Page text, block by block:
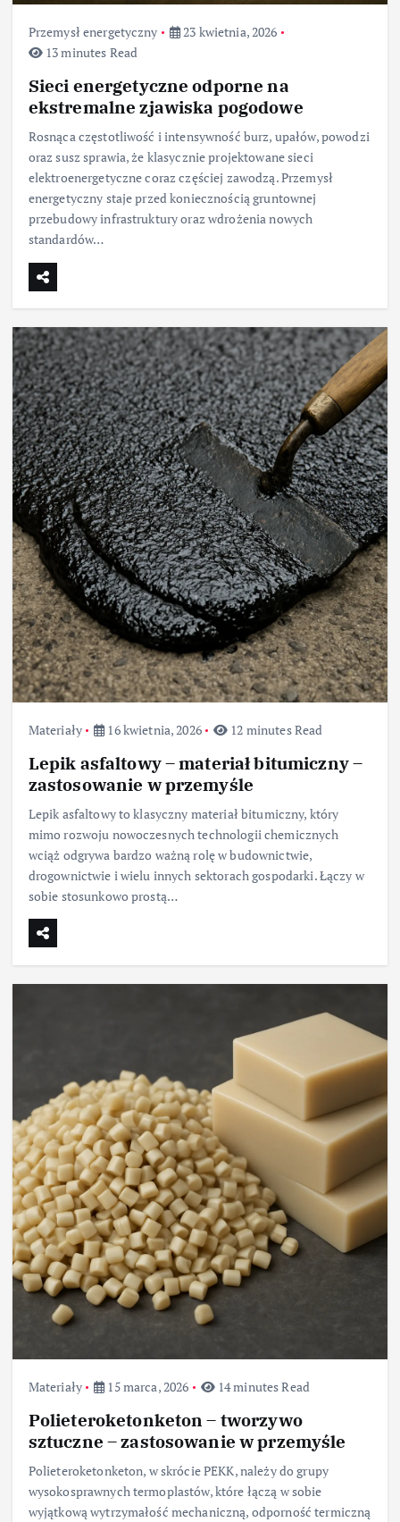
Przemysł energetyczny
23 kwietnia, 2026
13 minutes Read
Sieci energetyczne odporne na
ekstremalne zjawiska pogodowe
Rosnąca częstotliwość i intensywność burz, upałów, powodzi
oraz susz sprawia, że klasycznie projektowane sieci
elektroenergetyczne coraz częściej zawodzą. Przemysł
energetyczny staje przed koniecznością gruntownej
przebudowy infrastruktury oraz wdrożenia nowych
standardów…
Materiały 16 kwietnia, 2026 12 minutes Read
Lepik asfaltowy – materiał bitumiczny –
zastosowanie w przemyśle
Lepik asfaltowy to klasyczny materiał bitumiczny, który
mimo rozwoju nowoczesnych technologii chemicznych
wciąż odgrywa bardzo ważną rolę w budownictwie,
drogownictwie i wielu innych sektorach gospodarki. Łączy w
sobie stosunkowo prostą…
Materiały 15 marca, 2026 14 minutes Read
Polieteroketonketon – tworzywo
sztuczne – zastosowanie w przemyśle
Polieteroketonketon, w skrócie PEKK, należy do grupy
wysokosprawnych termoplastów, które łączą w sobie
wyjątkową wytrzymałość mechaniczną, odporność termiczną